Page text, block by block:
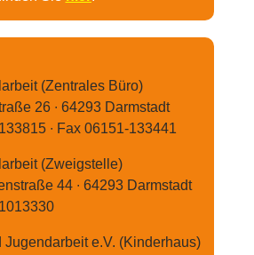
(Zentrales Büro)
26 ∙ 64293 Darmstadt
∙ Fax 06151-133441
(Zweigstelle)
44 ∙ 64293 Darmstadt
Jugendarbeit e.V. (Kinderhaus)